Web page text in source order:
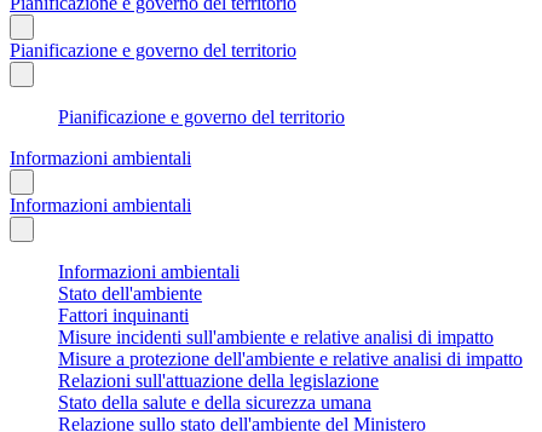
Pianificazione e governo del territorio
Pianificazione e governo del territorio
Informazioni ambientali
Informazioni ambientali
Informazioni ambientali
Stato dell'ambiente
Fattori inquinanti
Misure incidenti sull'ambiente e relative analisi di impatto
Misure a protezione dell'ambiente e relative analisi di impatto
Relazioni sull'attuazione della legislazione
Stato della salute e della sicurezza umana
Relazione sullo stato dell'ambiente del Ministero